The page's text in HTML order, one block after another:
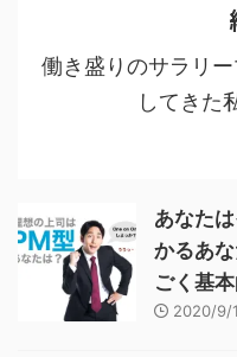
働き盛りのサラリ
してきた
あなた
かるあ
ごく基本
2020/9/